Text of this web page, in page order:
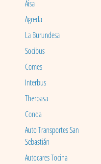
Aisa
Agreda
La Burundesa
Socibus
Comes
Interbus
Therpasa
Conda
Auto Transportes San
Sebastián
Autocares Tocina